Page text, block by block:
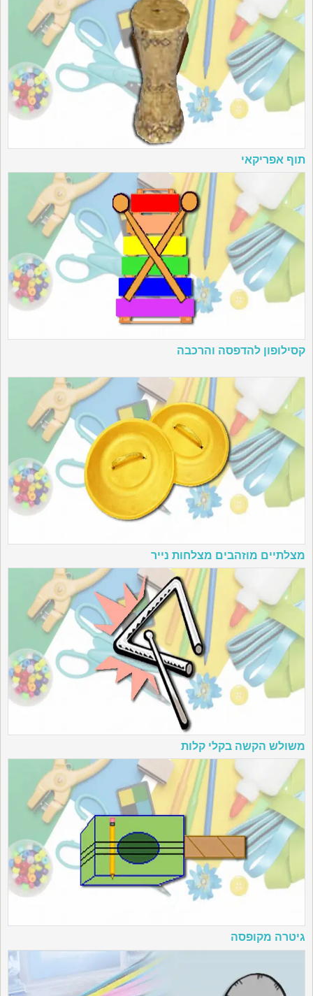
תוף אפריקאי
קסילופון להדפסה והרכבה
מצלתיים מוזהבים מצלחות נייר
משולש הקשה בקלי קלות
גיטרה מקופסה